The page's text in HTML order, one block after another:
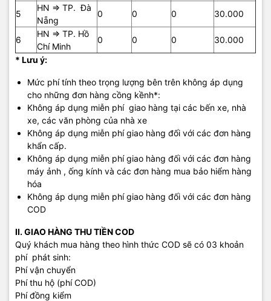
5
HN => TP. Đà
Nẵng
0 0 0 30.000
6
HN => TP. Hồ
Chí Minh
0 0 0
30.000
* Lưu ý:
Mức phí tính theo trọng lượng bên trên không áp dụng
cho những đơn hàng cồng kềnh*:
Không áp dụng miễn phí giao hàng tại các bến xe, nhà
xe, các văn phòng của nhà xe
Không áp dụng miễn phí giao hàng đối với các đơn hàng
khẩn cấp.
Không áp dụng miễn phí giao hàng đối với các đơn hàng
máy ảnh , ống kính và các đơn hàng mua bảo hiểm hàng
hóa
Không áp dụng miễn phí giao hàng đối với các đơn hàng
COD
II. GIAO HÀNG THU TIỀN COD
Quý khách mua hàng theo hình thức COD sẽ có 03 khoản
phí phát sinh:
Phí vận chuyển
Phí thu hộ (phí COD)
Phí đồng kiểm